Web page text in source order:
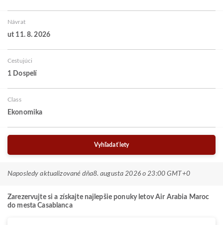
Návrat
ut 11. 8. 2026
Cestujúci
1 Dospelí
Class
Ekonomika
Vyhľadať lety
Naposledy aktualizované dňa8. augusta 2026 o 23:00 GMT+0
Zarezervujte si a získajte najlepšie ponuky letov Air Arabia Maroc
do mesta Casablanca